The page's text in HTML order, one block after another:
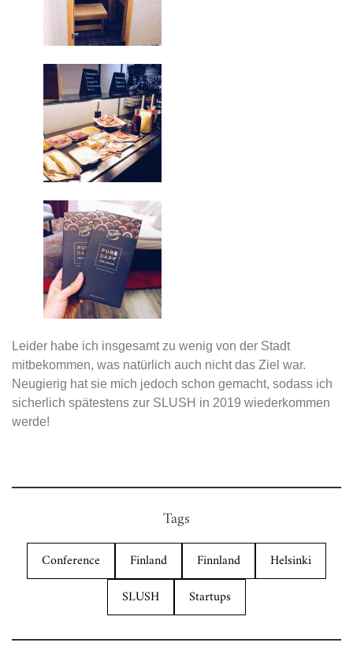
Leider habe ich insgesamt zu wenig von der Stadt
mitbekommen, was natürlich auch nicht das Ziel war.
Neugierig hat sie mich jedoch schon gemacht, sodass ich
sicherlich spätestens zur SLUSH in 2019 wiederkommen
werde!
Tags
Conference Finland Finnland
Helsinki
SLUSH
Startups